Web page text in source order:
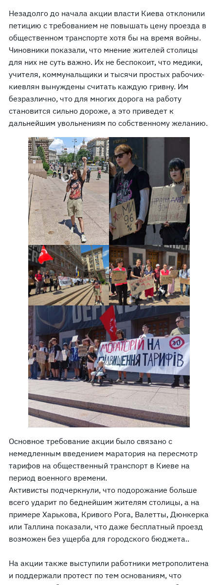
Незадолго до начала акции власти Киева отклонили
петицию с требованием не повышать цену проезда в
общественном транспорте хотя бы на время войны.
Чиновники показали, что мнение жителей столицы
для них не суть важно. Их не беспокоит, что медики,
учителя, коммунальщики и тысячи простых рабочих-
киевлян вынуждены считать каждую гривну. Им
безразлично, что для многих дорога на работу
становится сильно дороже, а это приведет к
дальнейшим увольнениям по собственному желанию.
Основное требование акции было связано с
немедленным введением маратория на пересмотр
тарифов на общественный транспорт в Киеве на
период военного времени.
Активисты подчеркнули, что подорожание больше
всего ударит по беднейшим жителям столицы, а на
примере Харькова, Кривого Рога, Валетты, Дюнкерка
или Таллина показали, что даже бесплатный проезд
возможен без ущерба для городского бюджета..
На акции также выступили работники метрополитена
и поддержали протест по тем основаниям, что